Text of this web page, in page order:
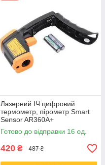
Лазерний ІЧ цифровий
термометр, пірометр Smart
Sensor AR360A+
Готово до відправки 16 од.
420 ₴ 487 ₴